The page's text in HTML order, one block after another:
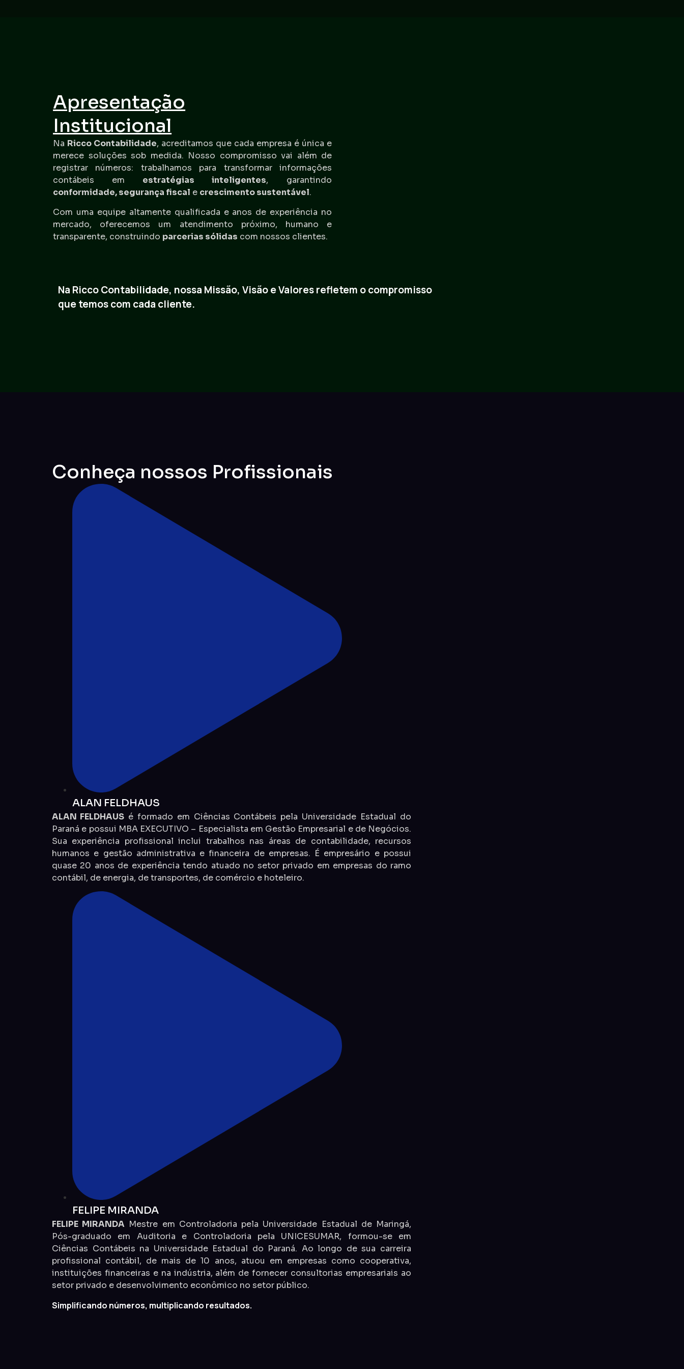
Apresentação
Institucional
Na Ricco Contabilidade, acreditamos que cada empresa é única e
merece soluções sob medida. Nosso compromisso vai além de
registrar números: trabalhamos para transformar informações
contábeis em estratégias inteligentes, garantindo
conformidade, segurança fiscal e crescimento sustentável.
Com uma equipe altamente qualificada e anos de experiência no
mercado, oferecemos um atendimento próximo, humano e
transparente, construindo parcerias sólidas com nossos clientes.
Na Ricco Contabilidade, nossa Missão, Visão e Valores refletem o compromisso
que temos com cada cliente.
Conheça nossos Profissionais
ALAN FELDHAUS
ALAN FELDHAUS é formado em Ciências Contábeis pela Universidade Estadual do
Paraná e possui MBA EXECUTIVO – Especialista em Gestão Empresarial e de Negócios.
Sua experiência profissional inclui trabalhos nas áreas de contabilidade, recursos
humanos e gestão administrativa e financeira de empresas. É empresário e possui
quase 20 anos de experiência tendo atuado no setor privado em empresas do ramo
contábil, de energia, de transportes, de comércio e hoteleiro.
FELIPE MIRANDA
FELIPE MIRANDA Mestre em Controladoria pela Universidade Estadual de Maringá,
Pós-graduado em Auditoria e Controladoria pela UNICESUMAR, formou-se em
Ciências Contábeis na Universidade Estadual do Paraná. Ao longo de sua carreira
profissional contábil, de mais de 10 anos, atuou em empresas como cooperativa,
instituições financeiras e na indústria, além de fornecer consultorias empresariais ao
setor privado e desenvolvimento econômico no setor público.
Simplificando números, multiplicando resultados.